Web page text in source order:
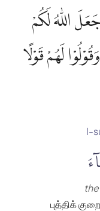
اللّٰهُ لَكُمْ
لَهُمْ قَوْلًا
l-
புத்திக்